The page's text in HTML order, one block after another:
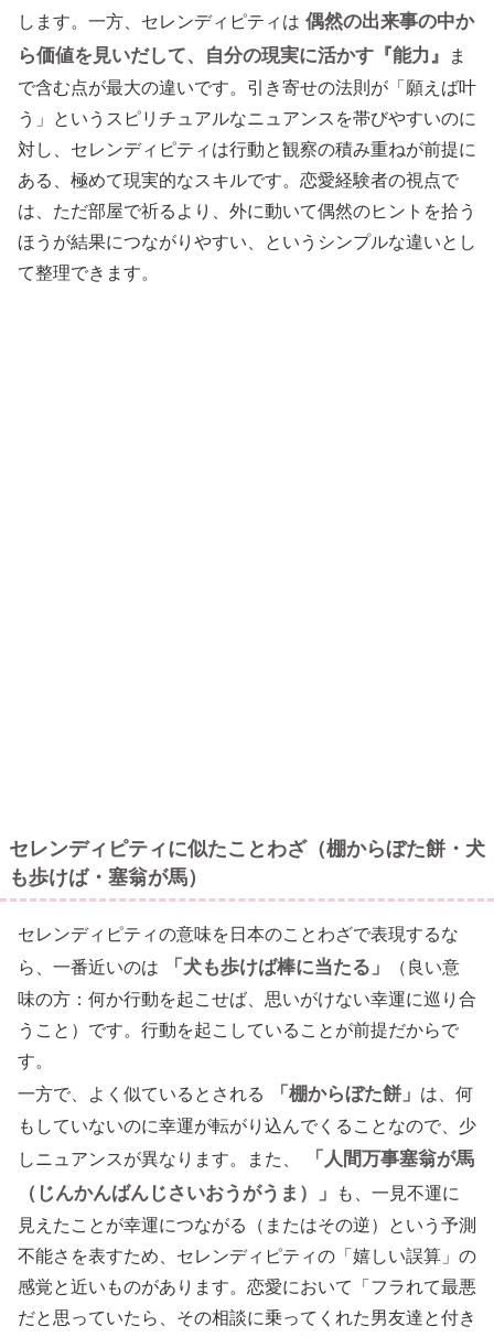
します。一方、セレンディピティは 偶然の出来事の中か
ら価値を見いだして、自分の現実に活かす『能力』
ま
で含む点が最大の違いです。引き寄せの法則が「願えば叶
う」というスピリチュアルなニュアンスを帯びやすいのに
対し、セレンディピティは行動と観察の積み重ねが前提に
ある、極めて現実的なスキルです。恋愛経験者の視点で
は、ただ部屋で祈るより、外に動いて偶然のヒントを拾う
ほうが結果につながりやすい、というシンプルな違いとし
て整理できます。
セレンディピティに似たことわざ（棚からぼた餅・犬
も歩けば・塞翁が馬）
セレンディピティの意味を日本のことわざで表現するな
ら、一番近いのは
「犬も歩けば棒に当たる」
（良い意
味の方：何か行動を起こせば、思いがけない幸運に巡り合
うこと）です。行動を起こしていることが前提だからで
す。
一方で、よく似ているとされる
「棚からぼた餅」 は、何
もしていないのに幸運が転がり込んでくることなので、少
しニュアンスが異なります。また、
「人間万事塞翁が馬
（じんかんばんじさいおうがうま）」
も、一見不運に
見えたことが幸運につながる（またはその逆）という予測
不能さを表すため、セレンディピティの「嬉しい誤算」の
感覚と近いものがあります。恋愛において「フラれて最悪
だと思っていたら、その相談に乗ってくれた男友達と付き